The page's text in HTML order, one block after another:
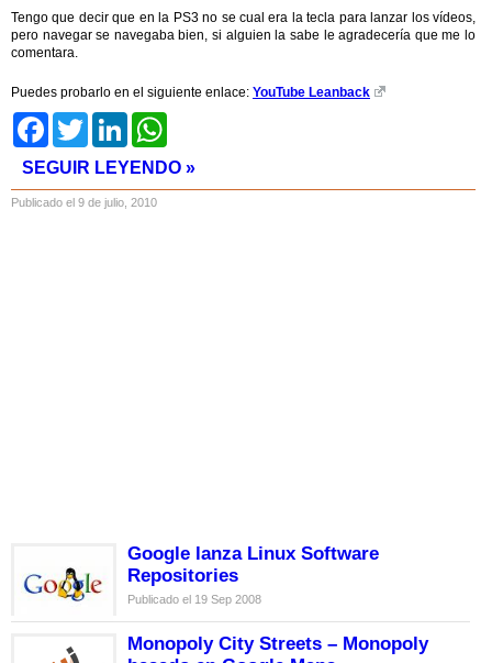
Tengo que decir que en la PS3 no se cual era la tecla para lanzar los vídeos,
pero navegar se navegaba bien, si alguien la sabe le agradecería que me lo
comentara.
Puedes probarlo en el siguiente enlace: YouTube Leanback
FacebookTwitter LinkedIn
SEGUIR LEYENDO »
Publicado el 9 de julio, 2010
Google lanza Linux Software
Repositories
Publicado el 19 Sep 2008
Monopoly City Streets – Monopoly